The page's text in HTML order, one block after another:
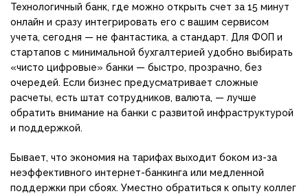
Технологичный банк, где можно открыть счет за 15 минут
онлайн и сразу интегрировать его с вашим сервисом
учета, сегодня — не фантастика, а стандарт. Для ФОП и
стартапов с минимальной бухгалтерией удобно выбирать
«чисто цифровые» банки — быстро, прозрачно, без
очередей. Если бизнес предусматривает сложные
расчеты, есть штат сотрудников, валюта, — лучше
обратить внимание на банки с развитой инфраструктурой
и поддержкой.
Бывает, что экономия на тарифах выходит боком из-за
неэффективного интернет-банкинга или медленной
поддержки при сбоях. Уместно обратиться к опыту коллег